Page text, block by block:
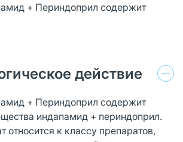
+ Периндоприл содержит
действие
+ Периндоприл содержит
индапамид + периндоприл.
относится к классу препаратов,